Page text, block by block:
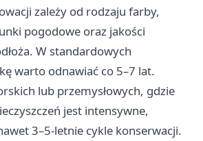
zależy od rodzaju farby,
pogodowe oraz jakości
W standardowych
warto odnawiać co 5–7 lat.
lub przemysłowych, gdzie
jest intensywne,
3–5-letnie cykle konserwacji.